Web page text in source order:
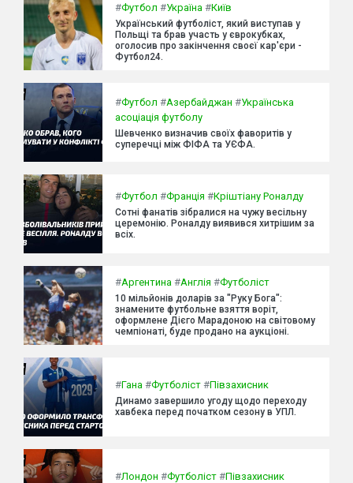
#Футбол #Україна #Київ
Український футболіст, який виступав у
Польщі та брав участь у єврокубках,
оголосив про закінчення своєї кар'єри -
Футбол24.
#Футбол #Азербайджан #Українська
асоціація футболу
Шевченко визначив своїх фаворитів у
суперечці між ФІФА та УЄФА.
#Футбол #Франція #Кріштіану Роналду
Сотні фанатів зібралися на чужу весільну
церемонію. Роналду виявився хитрішим за
всіх.
#Аргентина #Англія #Футболіст
10 мільйонів доларів за "Руку Бога":
знамените футбольне взяття воріт,
оформлене Дієго Марадоною на світовому
чемпіонаті, буде продано на аукціоні.
#Гана #Футболіст #Півзахисник
Динамо завершило угоду щодо переходу
хавбека перед початком сезону в УПЛ.
#Лондон #Футболіст #Півзахисник